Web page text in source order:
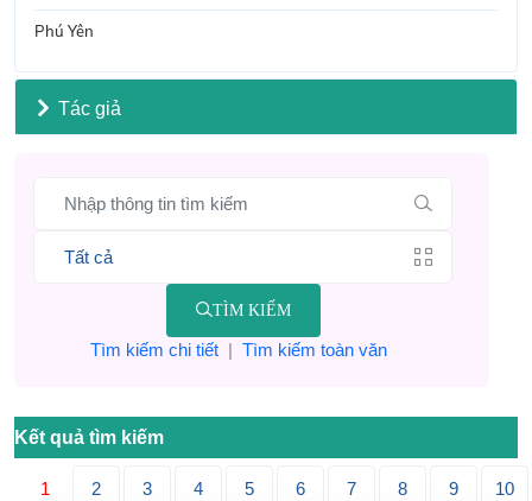
Phú Yên
Tác giả
TÌM KIẾM
Tìm kiếm chi tiết| Tìm kiếm toàn văn
Kết quả tìm kiếm
1 2 3 4 5 6 7 8 9 10